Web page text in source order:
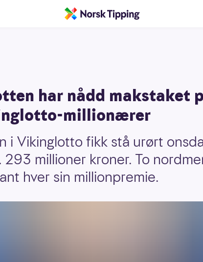
har nådd makstaket
millionærer
i Vikinglotto fikk stå urørt
millioner kroner. To
hver sin millionpremie.